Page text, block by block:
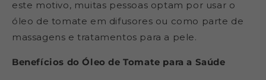
este motivo, muitas pessoas optam por usar o
óleo de tomate em difusores ou como parte de
massagens e tratamentos para a pele.
Benefícios do Óleo de Tomate para a Saúde